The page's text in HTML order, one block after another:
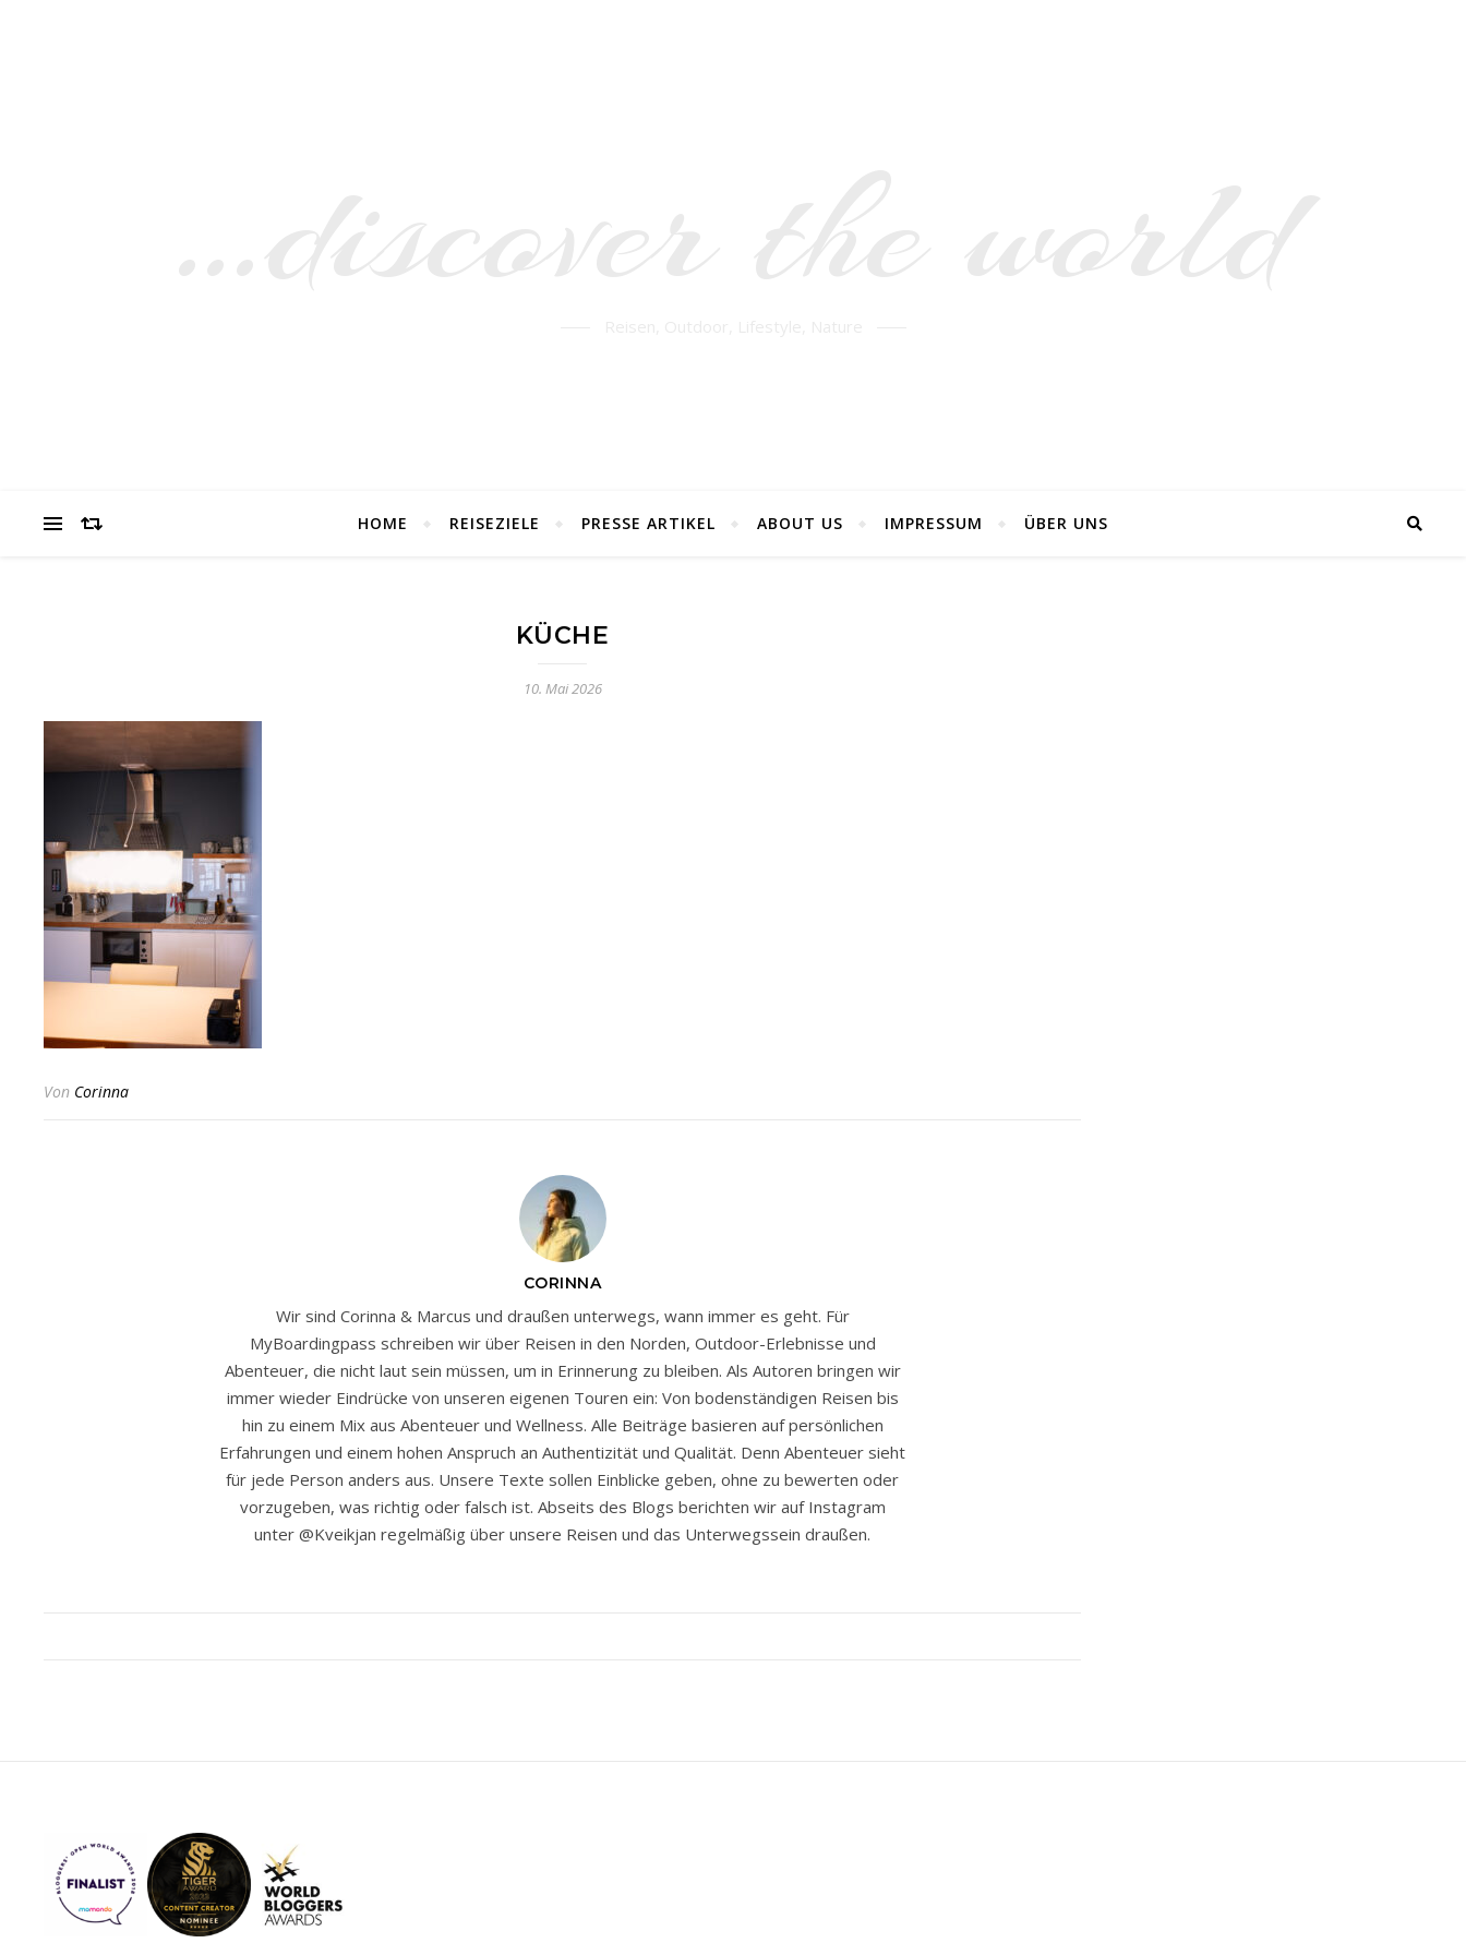
HOME REISEZIELE PRESSE ARTIKEL ABOUT US IMPRESSUM ÜBER UNS
KÜCHE
10. Mai 2026
Von Corinna
CORINNA
Wir sind Corinna & Marcus und draußen unterwegs, wann immer es geht. Für
MyBoardingpass schreiben wir über Reisen in den Norden, Outdoor-Erlebnisse und
Abenteuer, die nicht laut sein müssen, um in Erinnerung zu bleiben. Als Autoren bringen wir
immer wieder Eindrücke von unseren eigenen Touren ein: Von bodenständigen Reisen bis
hin zu einem Mix aus Abenteuer und Wellness. Alle Beiträge basieren auf persönlichen
Erfahrungen und einem hohen Anspruch an Authentizität und Qualität. Denn Abenteuer sieht
für jede Person anders aus. Unsere Texte sollen Einblicke geben, ohne zu bewerten oder
vorzugeben, was richtig oder falsch ist. Abseits des Blogs berichten wir auf Instagram
unter @Kveikjan regelmäßig über unsere Reisen und das Unterwegssein draußen.